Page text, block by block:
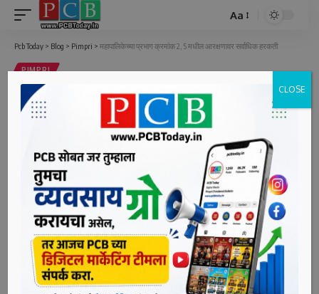
Font
Resizer
Aa
Pcb Today > Blog > Pimpri > महापालिकेच्या प्रभाग क्रमांक 2, 5 मधील आरक्षणावर सर्वाधिक हरकती
PIMPRI
महापालिकेच्या प्रभाग क्रमांक 2, 5 मधील
आरक्षणावर सर्वाधिक हरकती
Last updated: June 6, 2022 6:53 pm
bpcauthor
3 Min Read
पिंपरी, दि. ६ (पीसीबी) – महापालिका सार्वत्रिक निवडणुकीसाठी
प्रशासनाने काढलेल्या अनुसूचित जाती (महिला), अनुसूचित जमाती
(महिला) आणि सर्वसाधारण (महिला) यांच्याकरिता आरक्षित जागांच्या
CLOSE